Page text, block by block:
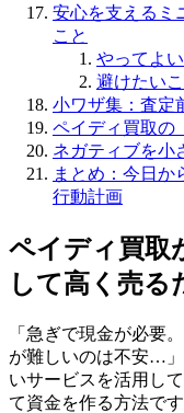
安心を支えるミ
こと
やってよ
避けたい
小ワザ集：査定
ペイディ買取の
ネガティブを小
まとめ：今日か
行動計画
ペイディ買取
して高く売る
「急ぎで現金が必要
が難しいのは不安…
いサービスを活用し
て資金を作る方法で